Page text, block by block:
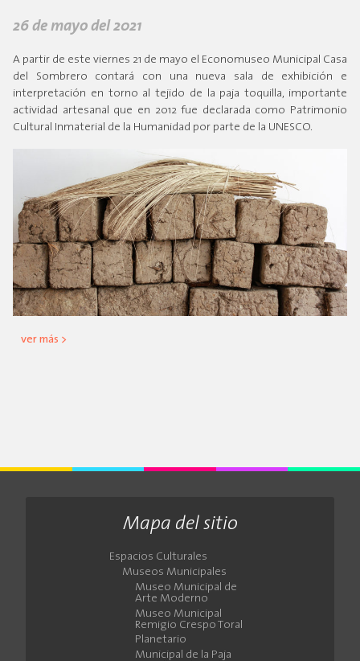
26 de mayo del 2021
A partir de este viernes 21 de mayo el Economuseo Municipal Casa
del Sombrero contará con una nueva sala de exhibición e
interpretación en torno al tejido de la paja toquilla, importante
actividad artesanal que en 2012 fue declarada como Patrimonio
Cultural Inmaterial de la Humanidad por parte de la UNESCO.
ver más >
Mapa del sitio
Espacios Culturales
Museos Municipales
Museo Municipal de
Arte Moderno
Museo Municipal
Remigio Crespo Toral
Planetario
Municipal de la Paja